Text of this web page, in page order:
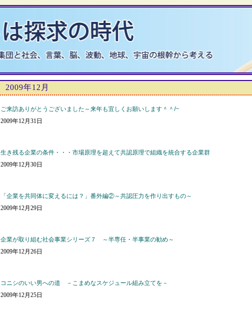
2009年12月
ご来訪ありがとうございました～来年も宜しくお願いします＾＾/~
2009年12月31日
生き残る企業の条件・・・市場原理を超えて共認原理で組織を統合する企業群
2009年12月30日
「企業を共同体に変えるには？」番外編②～共認圧力を作り出すもの～
2009年12月29日
企業が取り組む社会事業シリーズ７ ～半専任・半事業の勧め～
2009年12月26日
コニシのいい男への道 －こまめなスケジュール組み立てを－
2009年12月25日